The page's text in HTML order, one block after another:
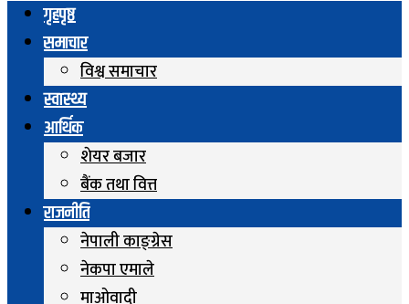
गृहपृष्ठ
समाचार
विश्व समाचार
स्वास्थ्य
आर्थिक
शेयर बजार
बैंक तथा वित्त
राजनीति
नेपाली काङ्ग्रेस
नेकपा एमाले
माओवादी